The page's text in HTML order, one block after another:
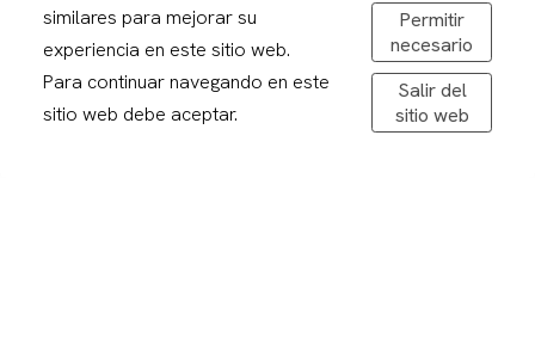
Obrir a Google Maps
De dilluns a divendres: 08,30-20,00h
Dissabtes: 09:00 – 13:00
similares para mejorar su
experiencia en este sitio web.
Para continuar navegando en este
sitio web debe aceptar.
Permitir
necesario
Salir del
sitio web